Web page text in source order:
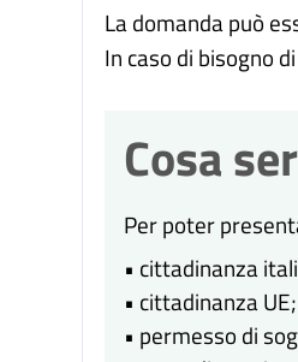
La domanda può
In caso di bisogno
Cosa
Per poter
• cittadinanza
• cittadinanza UE;
• permesso di